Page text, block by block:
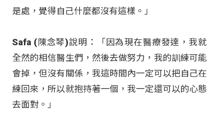
是處，覺得自己什麼都沒有這樣。」
Safa (陳念琴)說明：「因為現在醫療發達，我就
全然的相信醫生們，然後去做努力，我的訓練可能
會掉，但沒有關係，我這時間內一定可以把自己在
練回來，所以就抱持著一個，我一定還可以的心態
去面對。」